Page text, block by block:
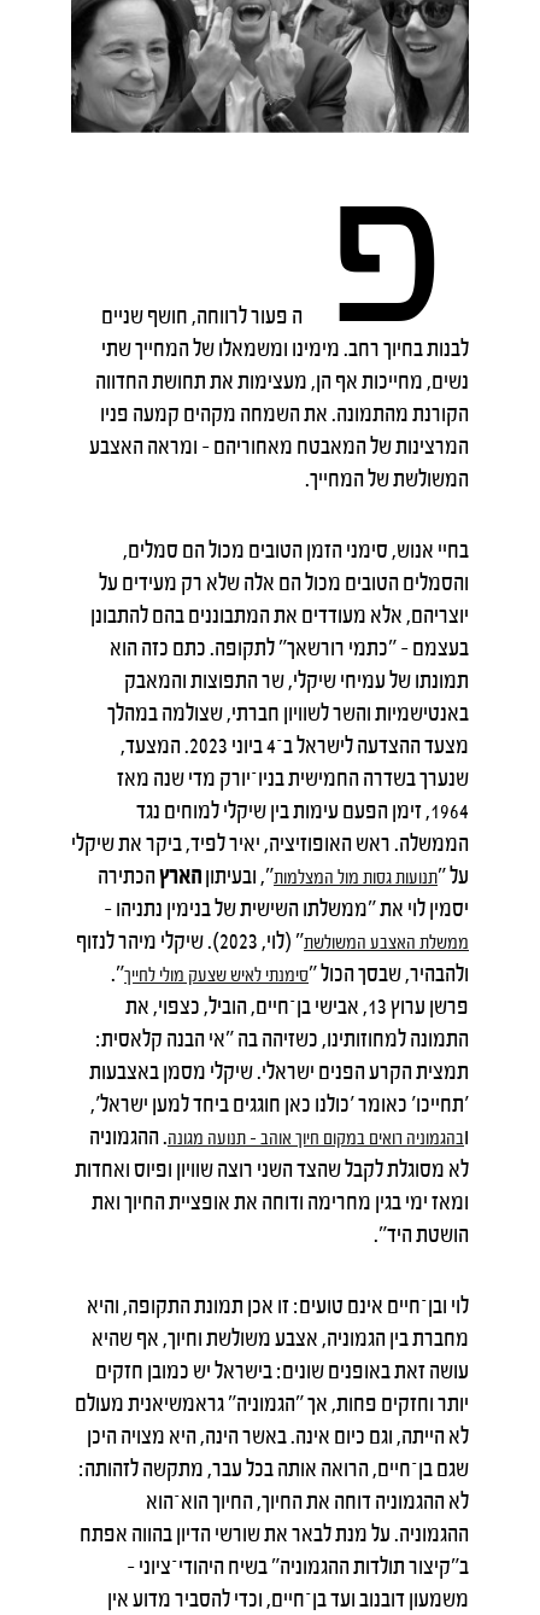
פ
ה פעור לרווחה, חושף שניים
לבנות בחיוך רחב. מימינו ומשמאלו של המחייך שתי
נשים, מחייכות אף הן, מעצימות את תחושת החדווה
הקורנת מהתמונה. את השמחה מקהים קמעה פניו
המרצינות של המאבטח מאחוריהם – ומראה האצבע
המשולשת של המחייך.
בחיי אנוש, סימני הזמן הטובים מכול הם סמלים,
והסמלים הטובים מכול הם אלה שלא רק מעידים על
יוצריהם, אלא מעודדים את המתבוננים בהם להתבונן
בעצמם – "כתמי רורשאך" לתקופה. כתם כזה הוא
תמונתו של עמיחי שיקלי, שר התפוצות והמאבק
באנטישמיות והשר לשוויון חברתי, שצולמה במהלך
מצעד ההצדעה לישראל ב־4 ביוני 2023. המצעד,
שנערך בשדרה החמישית בניו־יורק מדי שנה מאז
1964, זימן הפעם עימות בין שיקלי למוחים נגד
הממשלה. ראש האופוזיציה, יאיר לפיד, ביקר את שיקלי
על "תנועות גסות מול המצלמות", ובעיתוןהארץהכתירה
יסמין לוי את "ממשלתו השישית של בנימין נתניהו –
ממשלת האצבע המשולשת
" (לוי, 2023). שיקלי מיהר לנזוף
ולהבהיר, שבסך הכול "סימנתי לאיש שצעק מולי לחייך".
פרשן ערוץ 13, אבישי בן־חיים, הוביל, כצפוי, את
התמונה למחוזותינו, כשזיהה בה "אי הבנה קלאסית:
תמצית הקרע הפנים ישראלי. שיקלי מסמן באצבעות
'תחייכו' כאומר 'כולנו כאן חוגגים ביחד למען ישראל',
ובהגמוניה רואים במקום חיוך אוהב – תנועה מגונה. ההגמוניה
לא מסוגלת לקבל שהצד השני רוצה שוויון ופיוס ואחדות
ומאז ימי בגין מחרימה ודוחה את אופציית החיוך ואת
הושטת היד".
לוי ובן־חיים אינם טועים: זו אכן תמונת התקופה, והיא
מחברת בין הגמוניה, אצבע משולשת וחיוך, אף שהיא
עושה זאת באופנים שונים: בישראל יש כמובן חזקים
יותר וחזקים פחות, אך "הגמוניה" גראמשיאנית מעולם
לא הייתה, וגם כיום אינה. באשר הינה, היא מצויה היכן
שגם בן־חיים, הרואה אותה בכל עבר, מתקשה לזהותה:
לא ההגמוניה דוחה את החיוך, החיוך הוא־הוא
ההגמוניה. על מנת לבאר את שורשי הדיון בהווה אפתח
ב"קיצור תולדות ההגמוניה" בשיח היהודי־ציוני –
משמעון דובנוב ועד בן־חיים, וכדי להסביר מדוע אין